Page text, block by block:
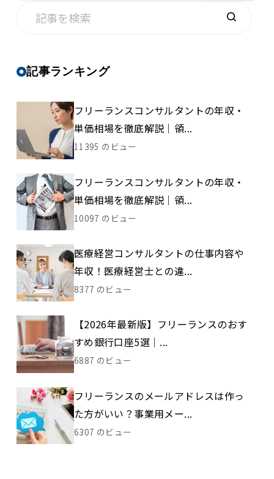
記事ランキング
フリーランスコンサルタントの年収・
単価相場を徹底解説｜領...
11395 のビュー
フリーランスコンサルタントの年収・
単価相場を徹底解説｜領...
10097 のビュー
医療経営コンサルタントの仕事内容や
年収！医療経営士との違...
8377 のビュー
【2026年最新版】フリーランスのおす
すめ銀行口座5選｜...
6887 のビュー
フリーランスのメールアドレスは作っ
た方がいい？事業用メー...
6307 のビュー